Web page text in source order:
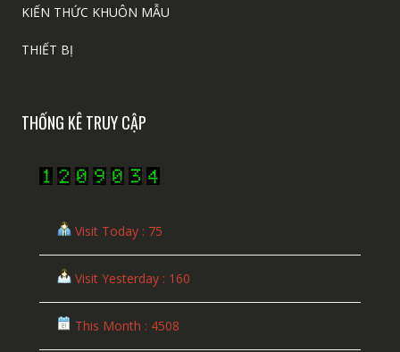
KIẾN THỨC KHUÔN MẪU
THIẾT BỊ
THỐNG KÊ TRUY CẬP
Visit Today : 75
Visit Yesterday : 160
This Month : 4508